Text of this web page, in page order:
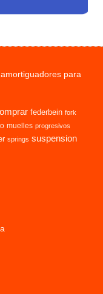
para
federbein fork
muelles progresivos
springs suspension